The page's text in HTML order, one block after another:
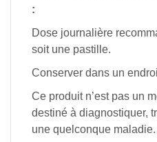
:
Dose journalière
soit une pastille.
Conserver dans un
Ce produit n’est pas un
destiné à diagnostiquer,
une quelconque maladie.